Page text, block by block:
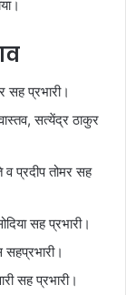
सह प्रभारी।
सत्येंद्र ठाकुर
व प्रदीप तोमर सह
सह प्रभारी।
सहप्रभारी।
सह प्रभारी।